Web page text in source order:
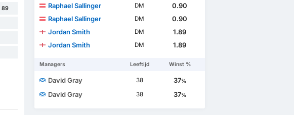
89 Raphael Sallinger DM
0.90
Raphael Sallinger
DM
0.90
Jordan Smith
DM
1.89
Jordan Smith
DM 1.89
Managers Leeftijd Winst %
David Gray 38 37%
David Gray 38 37%